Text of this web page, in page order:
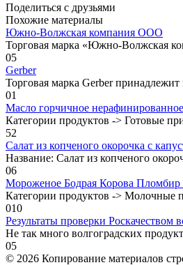
Поделиться с друзьями
Похожие материалы
Южно-Волжская компания ООО
Торговая марка «Южно-Волжская
05
Gerber
Торговая марка Gerber
01
Масло горчичное
Категории продуктов -> Готовые
52
Салат из копченого окорочка с
Название: Салат из копченого
06
Мороженое Бодрая Корова Пломбир
Категории продуктов -> Молочные
010
Результаты проверки Роскачеством
Не так много волгоградских
05
© 2026 Копирование материалов